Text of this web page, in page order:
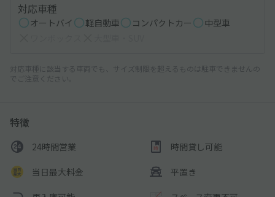
対応車種
オートバイ 軽自動車 コンパクトカー
中型車
対応車種に該当する車両でも、サイズ制限を超えるものは駐車できませんの
でご注意ください。
特徴
24時間営業 時間貸し可能
当日最大料金 平置き